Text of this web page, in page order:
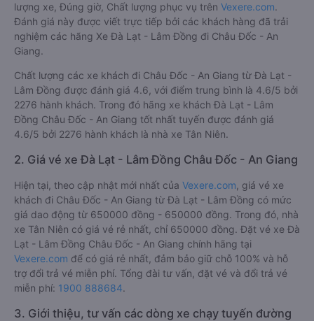
lượng xe, Đúng giờ, Chất lượng phục vụ trên Vexere.com.
Đánh giá này được viết trực tiếp bởi các khách hàng đã trải
nghiệm các hãng Xe Đà Lạt - Lâm Đồng đi Châu Đốc - An
Giang.
Chất lượng các xe khách đi Châu Đốc - An Giang từ Đà Lạt -
Lâm Đồng được đánh giá 4.6, với điểm trung bình là 4.6/5 bởi
2276 hành khách. Trong đó hãng xe khách Đà Lạt - Lâm
Đồng Châu Đốc - An Giang tốt nhất tuyến được đánh giá
4.6/5 bởi 2276 hành khách là nhà xe Tân Niên.
2. Giá vé xe Đà Lạt - Lâm Đồng Châu Đốc - An Giang
Hiện tại, theo cập nhật mới nhất của Vexere.com , giá vé xe
khách đi Châu Đốc - An Giang từ Đà Lạt - Lâm Đồng có mức
giá dao động từ 650000 đồng - 650000 đồng. Trong đó, nhà
xe Tân Niên có giá vé rẻ nhất, chỉ 650000 đồng. Đặt vé xe Đà
Lạt - Lâm Đồng Châu Đốc - An Giang chính hãng tại
Vexere.com để có giá rẻ nhất, đảm bảo giữ chỗ 100% và hỗ
trợ đổi trả vé miễn phí. Tổng đài tư vấn, đặt vé và đổi trả vé
miễn phí: 1900 888684.
3. Giới thiệu, tư vấn các dòng xe chạy tuyến đường